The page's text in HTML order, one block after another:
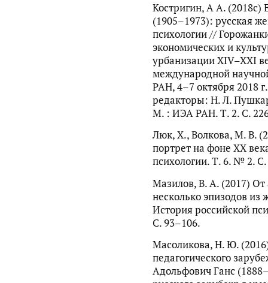
Костригин, А А.
(1905–1973): русская
психологии //
экономических и
урбанизации XIV–XXI
международной
РАН, 4–7 октября 2018
редакторы: Н. Л.
М. : ИЭА РАН. Т. 2. С.
Люк, Х., Волкова, М. В.
портрет на фоне XX
психологии. Т. 6. № 2.
Мазилов, В. А. (2017)
несколько эпизодов
История российской
С. 93–106.
Масоликова, Н. Ю.
педагогического
Адольфович Ганс